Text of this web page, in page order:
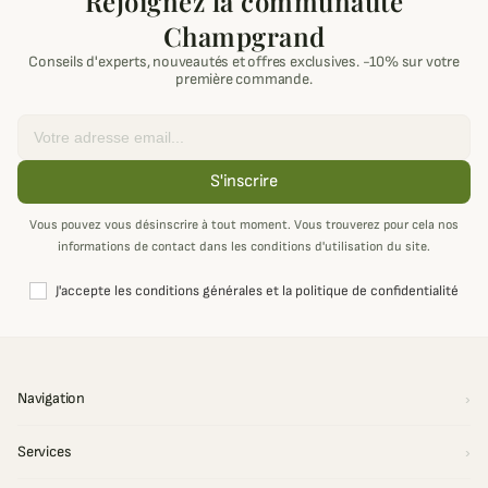
Champgrand
Conseils d'experts, nouveautés et offres exclusives. -10% sur votre
première commande.
S'inscrire
Vous pouvez vous désinscrire à tout moment. Vous trouverez pour cela nos
informations de contact dans les conditions d'utilisation du site.
J'accepte les conditions générales et la politique de confidentialité
Navigation
Services